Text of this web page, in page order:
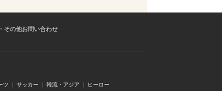
その他お問い合わせ
ツ サッカー 韓流・アジア ヒーロー